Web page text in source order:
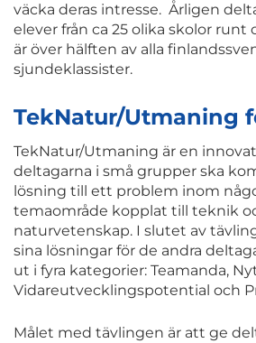
väcka deras intresse. Årligen
elever från ca 25 olika skolor runt
är över hälften av alla
sjundeklassister.
TekNatur/Utmaning
TekNatur/Utmaning är en
deltagarna i små grupper ska
lösning till ett problem inom
temaområde kopplat till teknik
naturvetenskap. I slutet av
sina lösningar för de andra
ut i fyra kategorier: Teamanda,
Vidareutvecklingspotential och
Målet med tävlingen är att ge